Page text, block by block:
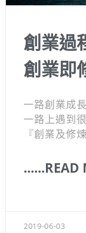
創業過
創業即
一路創業成
一路上遇到
『創業及修
錢、好奇、
......READ
2019-06-03